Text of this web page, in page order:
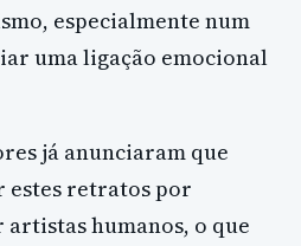
especialmente num
uma ligação emocional
já anunciaram que
retratos por
humanos, o que